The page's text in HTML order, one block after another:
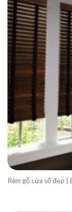
Rèm gỗ cửa sổ đẹp |